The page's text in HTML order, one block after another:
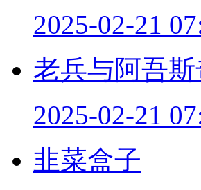
2025-02-21
老兵与阿吾斯
2025-02-21
韭菜盒子